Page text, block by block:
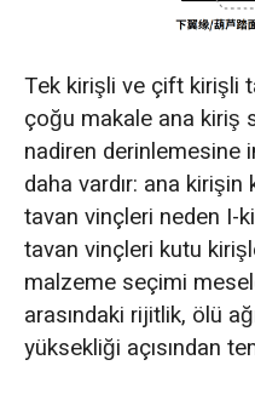
Tek kirişli ve çift kirişli
çoğu makale ana kiriş
nadiren derinlemesine
daha vardır: ana
tavan vinçleri neden I-
tavan vinçleri kutu
malzeme seçimi
arasındaki rijitlik, ölü
yüksekliği açısından